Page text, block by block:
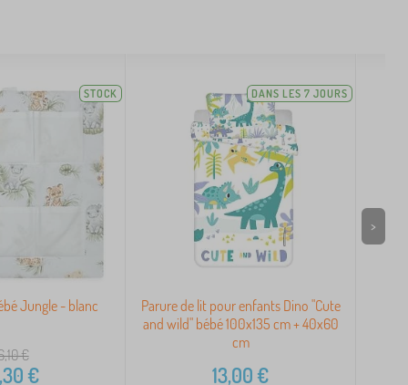
STOCK
Jungle - blanc
€
€
DANS LES 7 JOURS
Parure de lit pour enfants Dino "Cute
and wild" bébé 100x135 cm + 40x60
cm
13,00€
>